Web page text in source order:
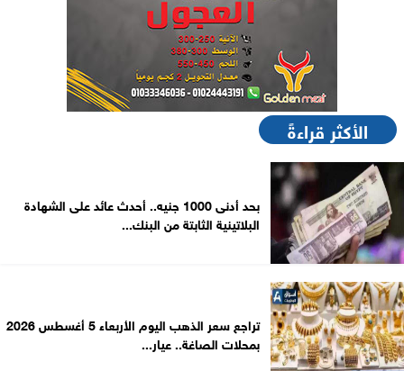
الأكثر قراءةً
بحد أدنى 1000 جنيه.. أحدث عائد على الشهادة
البلاتينية الثابتة من البنك...
تراجع سعر الذهب اليوم الأربعاء 5 أغسطس 2026
بمحلات الصاغة.. عيار...